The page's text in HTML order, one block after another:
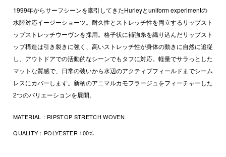
1999年からサーフシーンを牽引してきたHurleyとuniform experimentの
水陸対応イージーショーツ。耐久性とストレッチ性を両立するリップスト
ップストレッチウーヴンを採用。格子状に補強糸を織り込んだリップスト
ップ構造は引き裂きに強く、高いストレッチ性が身体の動きに自然に追従
し、アウトドアでの活動的なシーンでもタフに対応。軽量でサラっとした
マットな質感で、日常の装いから水辺のアクティブフィールドまでシーム
レスにカバーします。新柄のアニマルカモフラージュをフィーチャーした
2つのバリエーションを展開。
MATERIAL： RIPSTOP STRETCH WOVEN
QUALITY： POLYESTER 100%